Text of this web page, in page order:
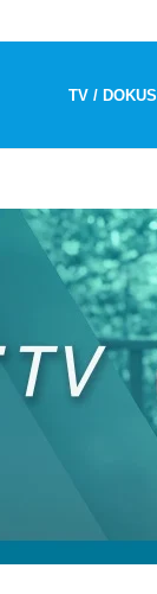
TV / DOKUS